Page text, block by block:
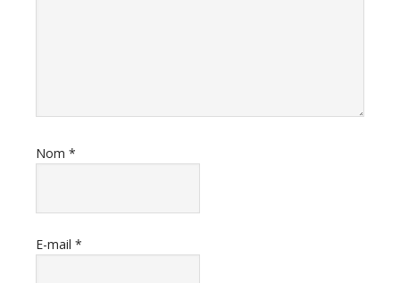
Nom *
E-mail *